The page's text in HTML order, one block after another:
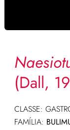
(Dall,
CLASSE:
FAMÍLIA: